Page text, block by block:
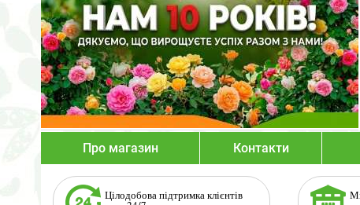
Про магазин Контакти
Цілодобова підтримка клієнтів